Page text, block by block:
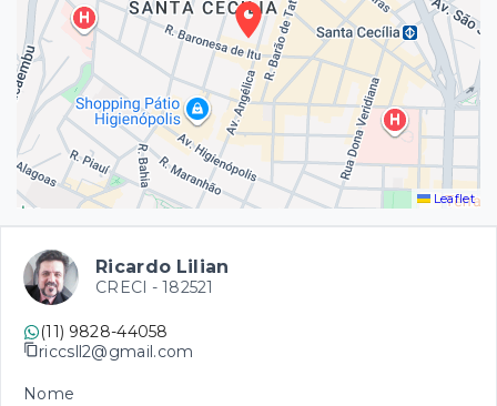
Leaflet
Ricardo Lilian
CRECI - 182521
(11) 9828-44058
riccsll2@gmail.com
Nome